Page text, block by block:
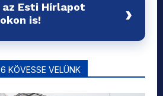
az Esti Hírlapot
is!
›
KÖVESSE VELÜNK